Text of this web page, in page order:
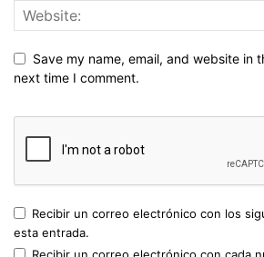
Save my name, email, and website in
next time I comment.
Recibir un correo electrónico con los
esta entrada.